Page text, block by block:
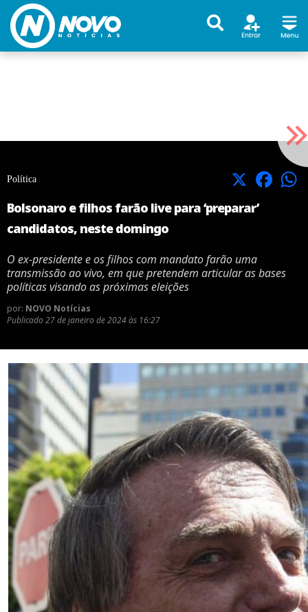
Política X Facebook
Bolsonaro e filhos farão live para ‘preparar’
candidatos, neste domingo
O ex-presidente e os filhos com mandato farão uma
transmissão ao vivo, em que pretendem articular as bases
políticas visando as próximas eleições
por: NOVO Notícias
Publicado 27 de janeiro de 2024 às 16:27